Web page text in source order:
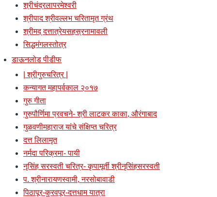
श्रीचंद्रलापरमेश्वरी
श्रीपाद श्रीवल्लभ चरितामृत ग्रंथ
श्रीमद् दत्तात्रेयसहस्रनामावली
सिद्धमंगलस्तोत्र
डाऊनलोड पीडीफ
| श्रीगुरुचरित्र |
कन्यागत महापर्वकाल २०१७
गुरु गीता
गुरुपौर्णिमा प्रवचने- श्री लाटकर काका, औरंगाबाद
गुळवणीमहाराज यांचे संक्षिप्त चरित्र
दत्त लिलामृत
नर्मदा परिक्रमा- पायी
नृसिंह सरस्वती चरित्र- कृपामूर्ती श्रीनृसिंहसरस्वती
प. श्रीनारायणस्वामी, नरसोबावाडी
पिठापूर-कुरवपूर-दत्तधाम यात्रा